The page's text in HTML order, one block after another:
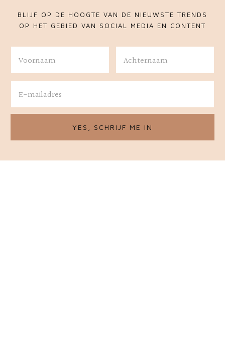
BLIJF OP DE HOOGTE VAN DE NIEUWSTE TRENDS
OP HET GEBIED VAN SOCIAL MEDIA EN CONTENT